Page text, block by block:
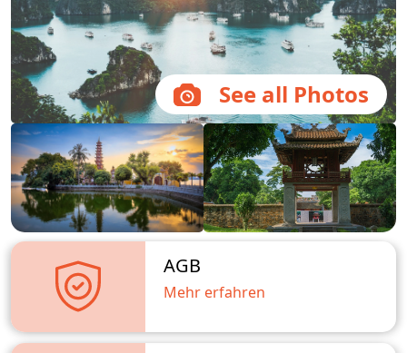
See all Photos
AGB
Mehr erfahren